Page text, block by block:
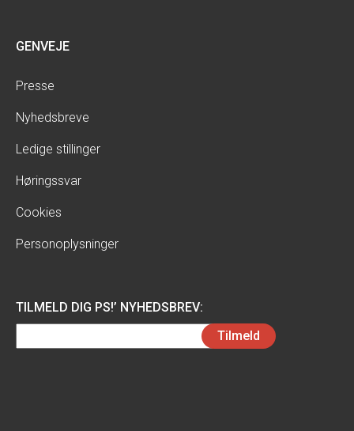
GENVEJE
Presse
Nyhedsbreve
Ledige stillinger
Høringssvar
Cookies
Personoplysninger
TILMELD DIG PS!’ NYHEDSBREV:
(Påkrævet)
Tilmeld